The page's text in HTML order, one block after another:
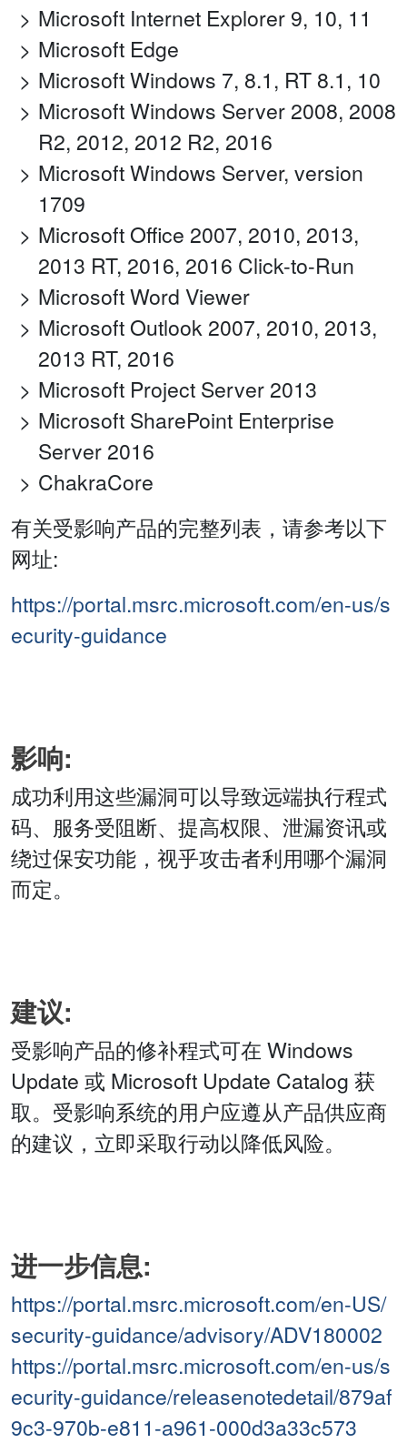
Microsoft Internet Explorer 9, 10, 11
Microsoft Edge
Microsoft Windows 7, 8.1, RT 8.1, 10
Microsoft Windows Server 2008, 2008
R2, 2012, 2012 R2, 2016
Microsoft Windows Server, version
1709
Microsoft Office 2007, 2010, 2013,
2013 RT, 2016, 2016 Click-to-Run
Microsoft Word Viewer
Microsoft Outlook 2007, 2010, 2013,
2013 RT, 2016
Microsoft Project Server 2013
Microsoft SharePoint Enterprise
Server 2016
ChakraCore
有关受影响产品的完整列表，请参考以下
网址:
https://portal.msrc.microsoft.com/en-us/s
ecurity-guidance
影响:
成功利用这些漏洞可以导致远端执行程式
码、服务受阻断、提高权限、泄漏资讯或
绕过保安功能，视乎攻击者利用哪个漏洞
而定。
建议:
受影响产品的修补程式可在 Windows
Update 或 Microsoft Update Catalog 获
取。受影响系统的用户应遵从产品供应商
的建议，立即采取行动以降低风险。
进一步信息:
https://portal.msrc.microsoft.com/en-US/
security-guidance/advisory/ADV180002
https://portal.msrc.microsoft.com/en-us/s
ecurity-guidance/releasenotedetail/879af
9c3-970b-e811-a961-000d3a33c573